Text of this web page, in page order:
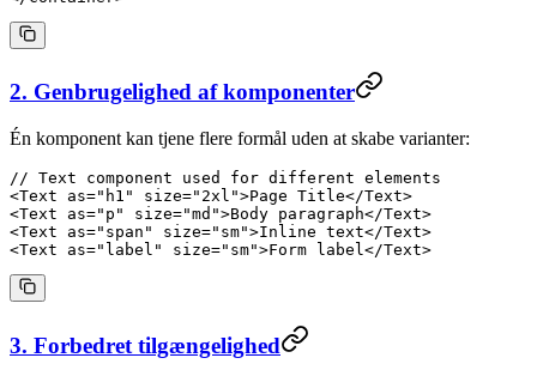
2. Genbrugelighed af komponenter
Én komponent kan tjene flere formål uden at skabe varianter:
// Text component used for different elements
<Text as="h1" size="2xl">Page Title</Text>
<Text as="p" size="md">Body paragraph</Text>
<Text as="span" size="sm">Inline text</Text>
<Text as="label" size="sm">Form label</Text>
3. Forbedret tilgængelighed